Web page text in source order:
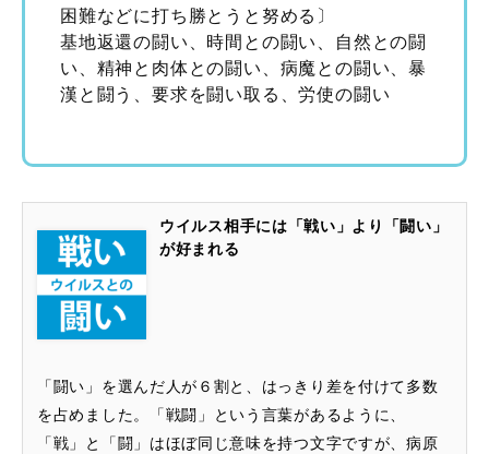
困難などに打ち勝とうと努める〕
基地返還の闘い、時間との闘い、自然との闘
い、精神と肉体との闘い、病魔との闘い、暴
漢と闘う、要求を闘い取る、労使の闘い
ウイルス相手には「戦い」より「闘い」
が好まれる
「闘い」を選んだ人が６割と、はっきり差を付けて多数
を占めました。「戦闘」という言葉があるように、
「戦」と「闘」はほぼ同じ意味を持つ文字ですが、病原